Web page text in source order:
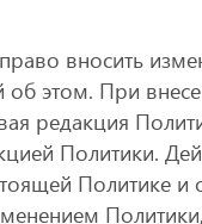
вносить
этом. При
редакция
Политики.
Политике